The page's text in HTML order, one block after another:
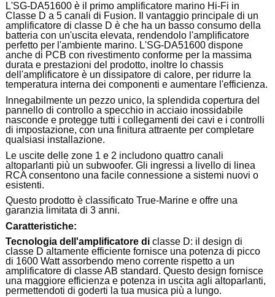
L'SG-DA51600 è il primo amplificatore marino Hi-Fi in
Classe D a 5 canali di Fusion.
Il vantaggio principale di un
amplificatore di classe D è che ha un basso consumo della
batteria con un'uscita elevata, rendendolo l'amplificatore
perfetto per l'ambiente marino. L'SG-DA51600 dispone
anche di PCB con rivestimento conforme per la massima
durata e prestazioni del prodotto, inoltre lo chassis
dell'amplificatore è un dissipatore di calore, per ridurre la
temperatura interna dei componenti e aumentare l'efficienza.
Innegabilmente un pezzo unico, la splendida copertura del
pannello di controllo a specchio in acciaio inossidabile
nasconde e protegge tutti i collegamenti dei cavi e i controlli
di impostazione, con una finitura attraente per completare
qualsiasi installazione.
Le uscite delle zone 1 e 2 includono quattro canali
altoparlanti più un subwoofer. Gli ingressi a livello di linea
RCA consentono una facile connessione a sistemi nuovi o
esistenti.
Questo prodotto è classificato True-Marine e offre una
garanzia limitata di 3 anni.
Caratteristiche:
Tecnologia dell'amplificatore di classe D: il design di
classe D altamente efficiente fornisce una potenza di picco
di 1600 Watt assorbendo meno corrente rispetto a un
amplificatore di classe AB standard. Questo design fornisce
una maggiore efficienza e potenza in uscita agli altoparlanti,
permettendoti di goderti la tua musica più a lungo.